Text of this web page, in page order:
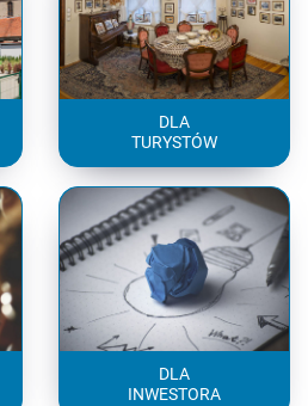
DLA
TURYSTÓW
DLA
INWESTORA